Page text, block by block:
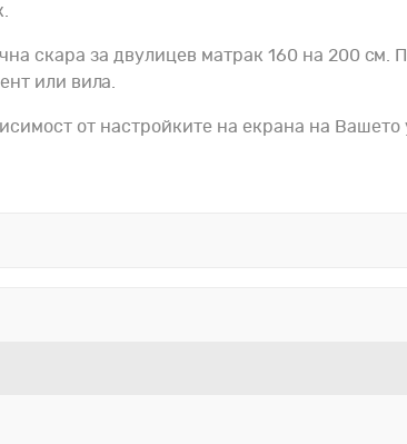
скара за двулицев матрак 160 на 200 см.
или вила.
от настройките на екрана на Вашето